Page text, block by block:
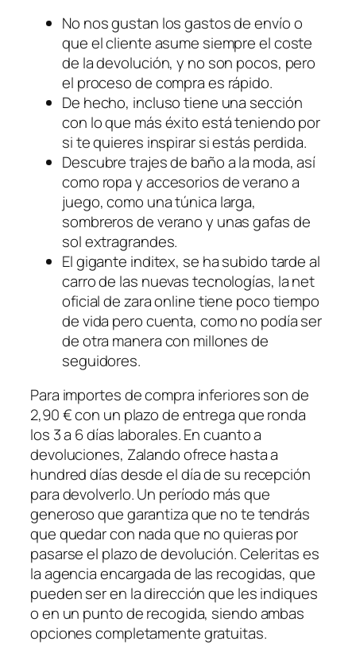
No nos gustan los gastos de envío o
que el cliente asume siempre el coste
de la devolución, y no son pocos, pero
el proceso de compra es rápido.
De hecho, incluso tiene una sección
con lo que más éxito está teniendo por
si te quieres inspirar si estás perdida.
Descubre trajes de baño a la moda, así
como ropa y accesorios de verano a
juego, como una túnica larga,
sombreros de verano y unas gafas de
sol extragrandes.
El gigante inditex, se ha subido tarde al
carro de las nuevas tecnologías, la net
oficial de zara online tiene poco tiempo
de vida pero cuenta, como no podía ser
de otra manera con millones de
seguidores.
Para importes de compra inferiores son de
2,90 € con un plazo de entrega que ronda
los 3 a 6 días laborales. En cuanto a
devoluciones, Zalando ofrece hasta a
hundred días desde el día de su recepción
para devolverlo. Un período más que
generoso que garantiza que no te tendrás
que quedar con nada que no quieras por
pasarse el plazo de devolución. Celeritas es
la agencia encargada de las recogidas, que
pueden ser en la dirección que les indiques
o en un punto de recogida, siendo ambas
opciones completamente gratuitas.